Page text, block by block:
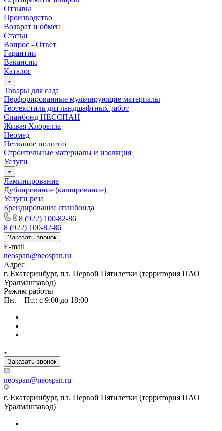
Отзывы
Производство
Возврат и обмен
Статьи
Вопрос - Ответ
Гарантии
Вакансии
Каталог
Товары для сада
Перфорированные мульчирующие материалы
Геотекстиль для ландшафтных работ
Спанбонд НЕОСПАН
Живая Хлорелла
Нeомед
Нетканое полотно
Строительные материалы и изоляция
Услуги
Ламинирование
Дублирование (каширование)
Услуги реза
Брендирование спанбонда
8 (922) 100-82-86
8 (922) 100-82-86
Заказать звонок
E-mail
neospan@neospan.ru
Адрес
г. Екатеринбург, пл. Первой Пятилетки (территория ПАО
Уралмашзавод)
Режим работы
Пн. – Пт.: с 9:00 до 18:00
Заказать звонок
neospan@neospan.ru
г. Екатеринбург, пл. Первой Пятилетки (территория ПАО
Уралмашзавод)